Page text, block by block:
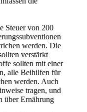
Steuer von 200
werden. Die
verstärkt
sollten mit einer
alle Beihilfen für
werden. Auch
tragen, und
über Ernährung